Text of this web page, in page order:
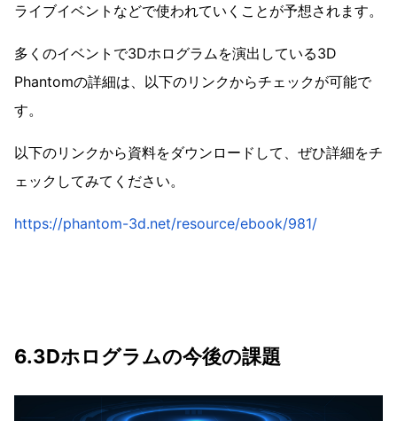
ライブイベントなどで使われていくことが予想されます。
多くのイベントで3Dホログラムを演出している3D
Phantomの詳細は、以下のリンクからチェックが可能で
す。
以下のリンクから資料をダウンロードして、ぜひ詳細をチ
ェックしてみてください。
https://phantom-3d.net/resource/ebook/981/
6.3Dホログラムの今後の課題